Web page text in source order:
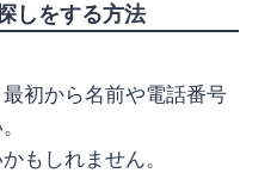
しをする方法
初から名前や電話番号
もしれません。